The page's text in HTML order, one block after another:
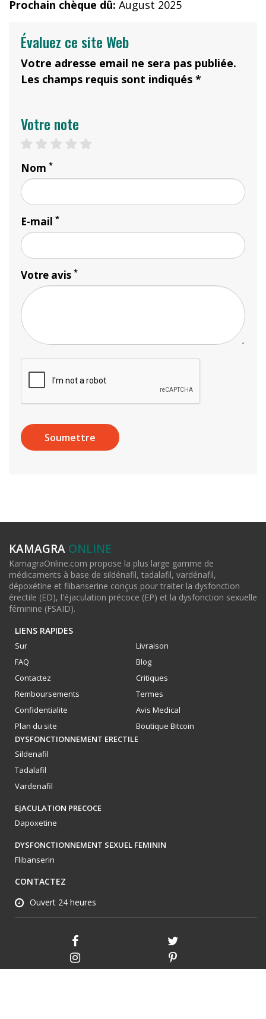
Prochain chèque dû: August 2025
Évaluez ce site Web
Votre adresse email ne sera pas publiée.
Les champs requis sont indiqués *
Votre note
4 stars
3 stars
2 stars
1 star
Nom *
E-mail *
Votre avis *
KAMAGRA ONLINE
KamagraOnline.com propose la plus large gamme de
médicaments à base de sildénafil, tadalafil, vardénafil,
dépoxétine et flibanserine conçus pour traiter la dysfonction
érectile (ED), l'éjaculation précoce (EP) et la dysfonction sexuelle
féminine (FSAID).
LIENS RAPIDES
Sur
Livraison
FAQ
Blog
Contactez
Critiques
Remboursements
Termes
Confidentialite
Avis Medical
Plan du site
Boutique Bitcoin
DYSFONCTIONNEMENT ERECTILE
Sildenafil
Tadalafil
Vardenafil
EJACULATION PRECOCE
Dapoxetine
DYSFONCTIONNEMENT SEXUEL FEMININ
Flibanserin
CONTACTEZ
Ouvert 24 heures